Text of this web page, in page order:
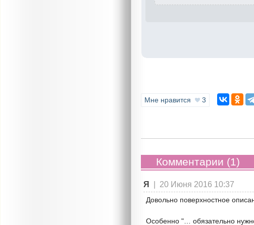
Мне нравится 3
Комментарии (1)
Я 20 Июня 2016 10:37
Довольно поверхностное
Особенно "… обязательно